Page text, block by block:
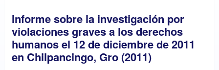
Informe sobre la investigación por
violaciones graves a los derechos
humanos el 12 de diciembre de 2011
en Chilpancingo, Gro (2011)